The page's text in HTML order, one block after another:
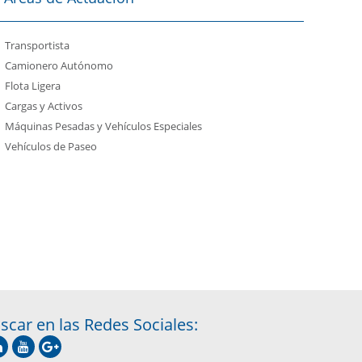
Transportista
Camionero Autónomo
Flota Ligera
Cargas y Activos
Máquinas Pesadas y Vehículos Especiales
Vehículos de Paseo
en las Redes Sociales: